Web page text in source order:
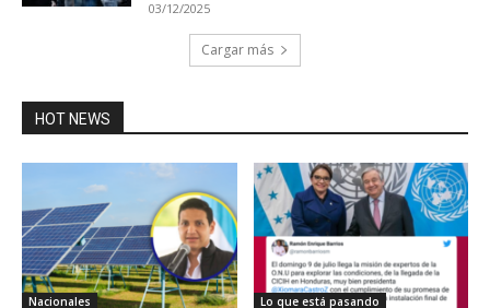
03/12/2025
Cargar más
HOT NEWS
Nacionales Lo que está pasando